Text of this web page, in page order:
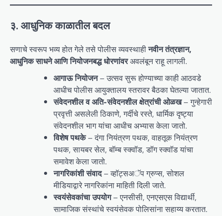
३. आधुनिक काळातील बदल
सणाचे स्वरूप भव्य होत गेले तसे पोलीस व्यवस्थाहीनवीन तंत्रज्ञान,
आधुनिक साधने आणि नियोजनबद्ध धोरणांवरअवलंबून राहू लागली.
आगाऊ नियोजन– उत्सव सुरू होण्याच्या काही आठवडे
आधीच पोलीस आयुक्तालय स्तरावर बैठका घेतल्या जातात.
संवेदनशील व अति-संवेदनशील क्षेत्रांची ओळख– गुन्हेगारी
प्रवृत्ती असलेली ठिकाणे, गर्दीचे रस्ते, धार्मिक दृष्ट्या
संवेदनशील भाग यांचा आधीच अभ्यास केला जातो.
विशेष पथके– दंगा नियंत्रण पथक, वाहतूक नियंत्रण
पथक, सायबर सेल, बॉम्ब स्क्वॉड, डॉग स्क्वॉड यांचा
समावेश केला जातो.
नागरिकांशी संवाद– व्हॉट्सअॅप ग्रुप्स, सोशल
मीडियाद्वारे नागरिकांना माहिती दिली जाते.
स्वयंसेवकांचा उपयोग– एनसीसी, एनएसएस विद्यार्थी,
सामाजिक संस्थांचे स्वयंसेवक पोलिसांना सहाय्य करतात.